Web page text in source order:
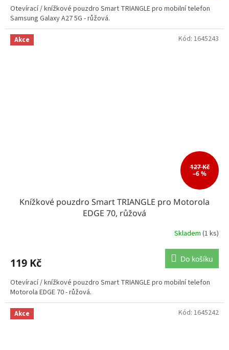
Otevírací / knížkové pouzdro Smart TRIANGLE pro mobilní telefon
Samsung Galaxy A27 5G - růžová.
Akce
127 Kč
–6 %
Knížkové pouzdro Smart TRIANGLE pro Motorola
EDGE 70, růžová
Skladem (1 ks)
119 Kč Do košíku
Otevírací / knížkové pouzdro Smart TRIANGLE pro mobilní telefon
Motorola EDGE 70 - růžová.
Kód: 1645243
Akce Kód: 1645242